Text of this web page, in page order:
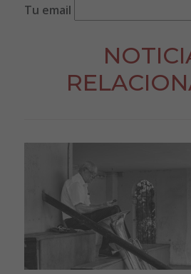
Tu email